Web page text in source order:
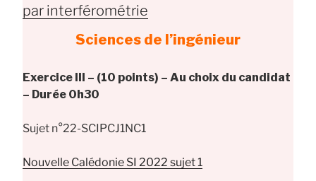
par interférométrie
Sciences de l’ingénieur
Exercice III – (10 points) – Au choix du candidat
– Durée 0h30
Sujet n°22-SCIPCJ1NC1
Nouvelle Calédonie SI 2022 sujet 1